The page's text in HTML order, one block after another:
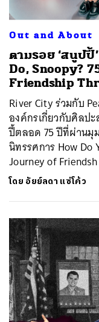
Out and About
ตามรอย ‘สนูปปี้
Do, Snoopy?
Friendship
River City ร่วมกับ
องค์กรเกี่ยวกับศิลปะ
ปี้ตลอด 75 ปีที่ผ่านมุ
นิทรรศการ How Do
Journey of
โดย อัยย์ลดา แซ่โค้ว